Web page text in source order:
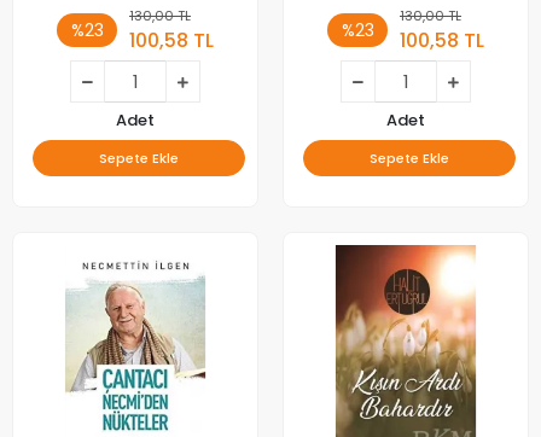
%23
130,00 TL
100,58 TL
Adet
Sepete Ekle
%23
130,00 TL
100,58 TL
Adet
Sepete Ekle